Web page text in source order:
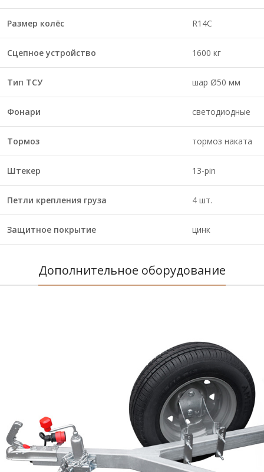
Размер колёс R14С
Сцепное устройство 1600 кг
Тип ТСУ шар Ø50 мм
Фонари светодиодные
Тормоз тормоз наката
Штекер 13-pin
Петли крепления груза 4 шт.
Защитное покрытие цинк
Дополнительное оборудование